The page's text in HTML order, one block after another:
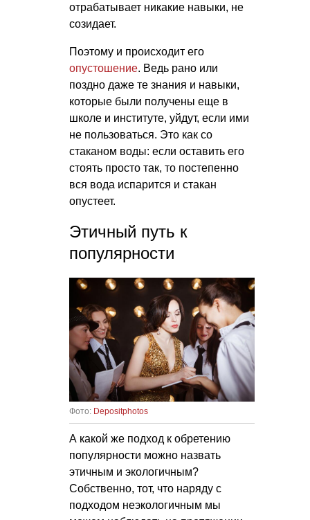
отрабатывает никакие навыки, не
созидает.
Поэтому и происходит его
опустошение. Ведь рано или
поздно даже те знания и навыки,
которые были получены еще в
школе и институте, уйдут, если ими
не пользоваться. Это как со
стаканом воды: если оставить его
стоять просто так, то постепенно
вся вода испарится и стакан
опустеет.
Этичный путь к
популярности
Фото: Depositphotos
А какой же подход к обретению
популярности можно назвать
этичным и экологичным?
Собственно, тот, что наряду с
подходом неэкологичным мы